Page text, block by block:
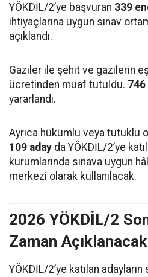
YÖKDİL/2’ye başvuran 339
ihtiyaçlarına uygun sınav
açıklandı.
Gaziler ile şehit ve gazilerin
ücretinden muaf tutuldu. 746
yararlandı.
Ayrıca hükümlü veya tutuklu
109 aday da YÖKDİL/2’ye
kurumlarında sınava uygun
merkezi olarak kullanılacak.
2026 YÖKDİL/2
Zaman
YÖKDİL/2’ye katılan adayların